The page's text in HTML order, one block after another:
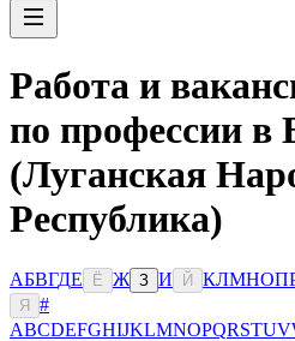
Работа и
по профессии в
(Луганская
Республика)
АБВГДЕ Ё Ж З И Й КЛМНОП
Я
#
ABCDEFGHIJKLMNOPQRSTUV